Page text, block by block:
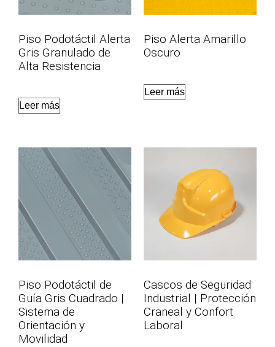
Piso Podotáctil Alerta
Gris Granulado de
Alta Resistencia
Leer más
Piso Alerta Amarillo
Oscuro
Leer más
Piso Podotáctil de
Guía Gris Cuadrado |
Sistema de
Orientación y
Movilidad
Cascos de Seguridad
Industrial | Protección
Craneal y Confort
Laboral